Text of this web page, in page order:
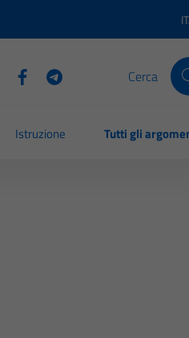
Cerca
Istruzione Tutti gli